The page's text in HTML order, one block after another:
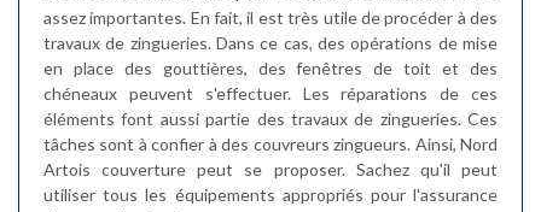
assez importantes. En fait, il est très utile de procéder à des
travaux de zingueries. Dans ce cas, des opérations de mise
en place des gouttières, des fenêtres de toit et des
chéneaux peuvent s'effectuer. Les réparations de ces
éléments font aussi partie des travaux de zingueries. Ces
tâches sont à confier à des couvreurs zingueurs. Ainsi, Nord
Artois couverture peut se proposer. Sachez qu'il peut
utiliser tous les équipements appropriés pour l'assurance